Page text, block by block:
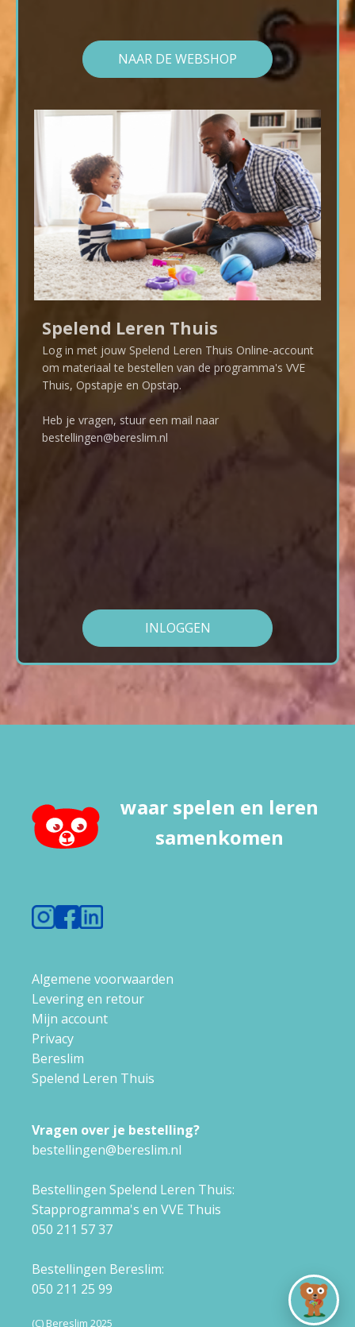
NAAR DE WEBSHOP
Spelend Leren Thuis
Log in met jouw Spelend Leren Thuis Online-account
om materiaal te bestellen van de programma's VVE
Thuis, Opstapje en Opstap.
Heb je vragen, stuur een mail naar
bestellingen@bereslim.nl
INLOGGEN
waar spelen en leren
samenkomen
Algemene voorwaarden
Levering en retour
Mijn account
Privacy
Bereslim
Spelend Leren Thuis
Vragen over je bestelling?
bestellingen@bereslim.nl
Bestellingen Spelend Leren Thuis:
Stapprogramma's en VVE Thuis
050 211 57 37
Bestellingen Bereslim:
050 211 25 99
(C) Bereslim 2025